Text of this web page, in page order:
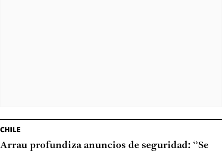
CHILE
Arrau profundiza anuncios de seguridad: “Se